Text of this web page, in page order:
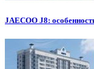
JAECOO J8: